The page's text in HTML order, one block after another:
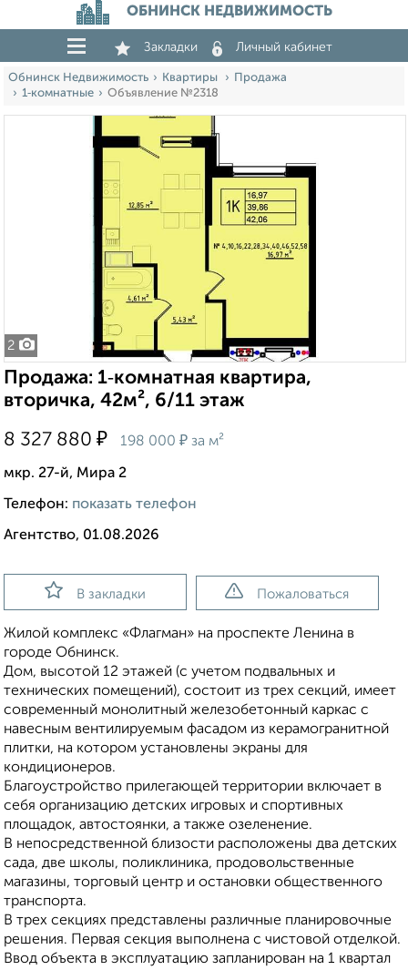
ОБНИНСК НЕДВИЖИМОСТЬ
Закладки Личный кабинет
Обнинск Недвижимость Квартиры
Продажа
1‑комнатные
Объявление №2318
2
Продажа: 1‑комнатная квартира,
вторичка, 42м², 6/11 этаж
8 327 880 ₽ 198 000 ₽ за м²
мкр. 27-й, Мира 2
Телефон: показать телефон
Агентство, 01.08.2026
В закладки Пожаловаться
Жилой комплекс «Флагман» на проспекте Ленина в
городе Обнинск.
Дом, высотой 12 этажей (с учетом подвальных и
технических помещений), состоит из трех секций, имеет
современный монолитный железобетонный каркас с
навесным вентилируемым фасадом из керамогранитной
плитки, на котором установлены экраны для
кондиционеров.
Благоустройство прилегающей территории включает в
себя организацию детских игровых и спортивных
площадок, автостоянки, а также озеленение.
В непосредственной близости расположены два детских
сада, две школы, поликлиника, продовольственные
магазины, торговый центр и остановки общественного
транспорта.
В трех секциях представлены различные планировочные
решения. Первая секция выполнена с чистовой отделкой.
Ввод объекта в эксплуатацию запланирован на 1 квартал